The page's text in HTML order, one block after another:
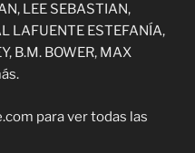
LEE SEBASTIAN,
LAFUENTE ESTEFANÍA,
B.M. BOWER, MAX
para ver todas las